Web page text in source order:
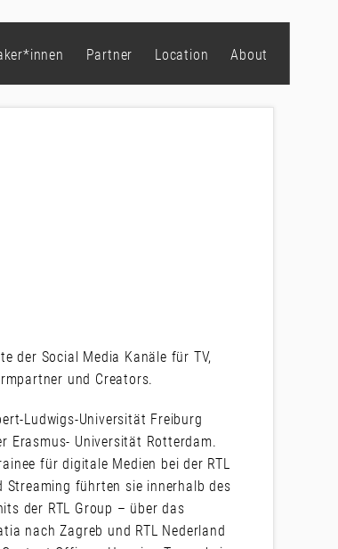
Partner Location About
der Social Media Kanäle für TV,
und Creators.
Ludwigs-Universität Freiburg
Erasmus- Universität Rotterdam.
für digitale Medien bei der RTL
Streaming führten sie innerhalb des
der RTL Group – über das
nach Zagreb und RTL Nederland